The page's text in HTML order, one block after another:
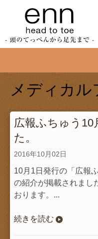
メディカル
広報ふちゅう10
た。
2016年10月02日
10月1日発行の「広報
の紹介が掲載されまし
おります。...
続きを読む